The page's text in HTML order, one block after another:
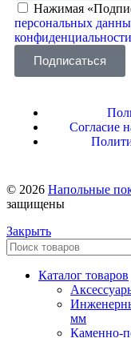
Нажимая
персональных
конфиденциальности
Подписаться
Согласие
© 2026 Напольные
защищены
Закрыть
Каталог товаров
мм
Каменно-